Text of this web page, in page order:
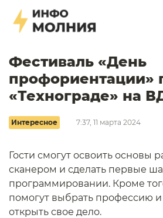
Фестиваль «День
профориентации»
«Технограде» на
Интересное 7:37, 11 марта 2024
Гости смогут освоить основы
сканером и сделать первые
программировании. Кроме
помогут выбрать профессию и
открыть свое дело.